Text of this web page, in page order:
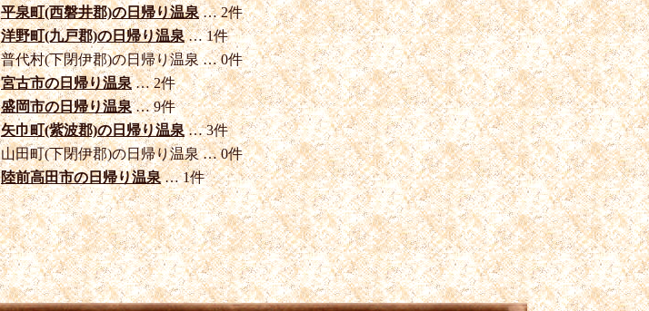
平泉町(西磐井郡)の日帰り温泉… 2件
洋野町(九戸郡)の日帰り温泉… 1件
普代村(下閉伊郡)の日帰り温泉 … 0件
宮古市の日帰り温泉… 2件
盛岡市の日帰り温泉… 9件
矢巾町(紫波郡)の日帰り温泉… 3件
山田町(下閉伊郡)の日帰り温泉 … 0件
陸前高田市の日帰り温泉… 1件